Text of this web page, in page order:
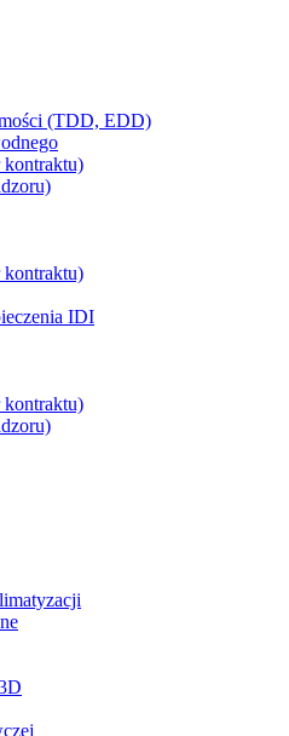
(TDD, EDD)
kontraktu)
kontraktu)
IDI
kontraktu)